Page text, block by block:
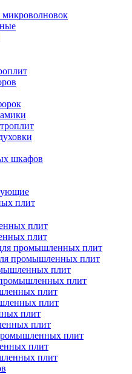
шкафов
плит
плит
плит
промышленных плит
промышленных плит
плит
плит
плит
плит
плит
плит
плит
плит
плит